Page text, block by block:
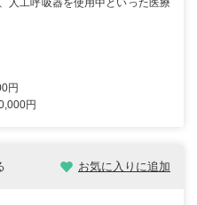
人工呼吸器を使用中といった医療
円
円
お気に入りに追加